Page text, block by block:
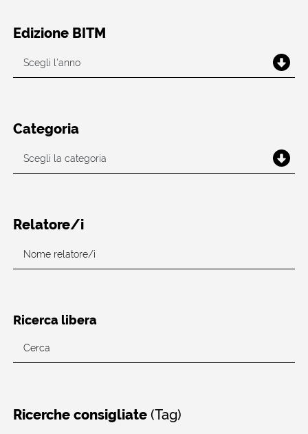
Edizione BITM
Categoria
Relatore/i
Ricerca libera
Ricerche consigliate(Tag)